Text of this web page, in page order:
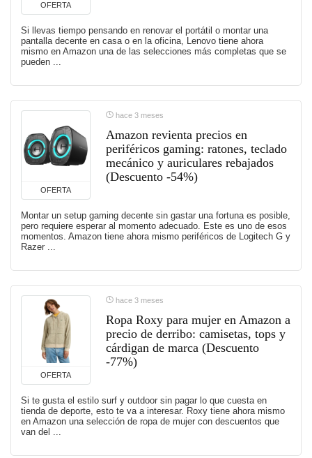
OFERTA
Si llevas tiempo pensando en renovar el portátil o montar una
pantalla decente en casa o en la oficina, Lenovo tiene ahora
mismo en Amazon una de las selecciones más completas que se
pueden ...
OFERTA
hace 3 meses
Amazon revienta precios en
periféricos gaming: ratones, teclado
mecánico y auriculares rebajados
(Descuento -54%)
Montar un setup gaming decente sin gastar una fortuna es posible,
pero requiere esperar al momento adecuado. Este es uno de esos
momentos. Amazon tiene ahora mismo periféricos de Logitech G y
Razer ...
OFERTA
hace 3 meses
Ropa Roxy para mujer en Amazon a
precio de derribo: camisetas, tops y
cárdigan de marca (Descuento
-77%)
Si te gusta el estilo surf y outdoor sin pagar lo que cuesta en
tienda de deporte, esto te va a interesar. Roxy tiene ahora mismo
en Amazon una selección de ropa de mujer con descuentos que
van del ...